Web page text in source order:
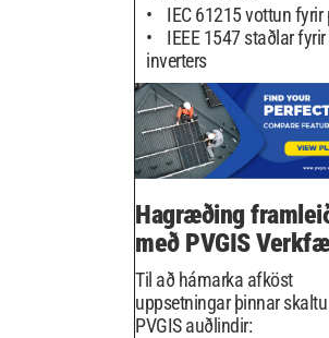
IEC 61215 vottun fyrir
IEEE 1547 staðlar
inverters
Hagræðing
með PVGIS
Til að hámarka afköst
uppsetningar þinnar
PVGIS auðlindir: